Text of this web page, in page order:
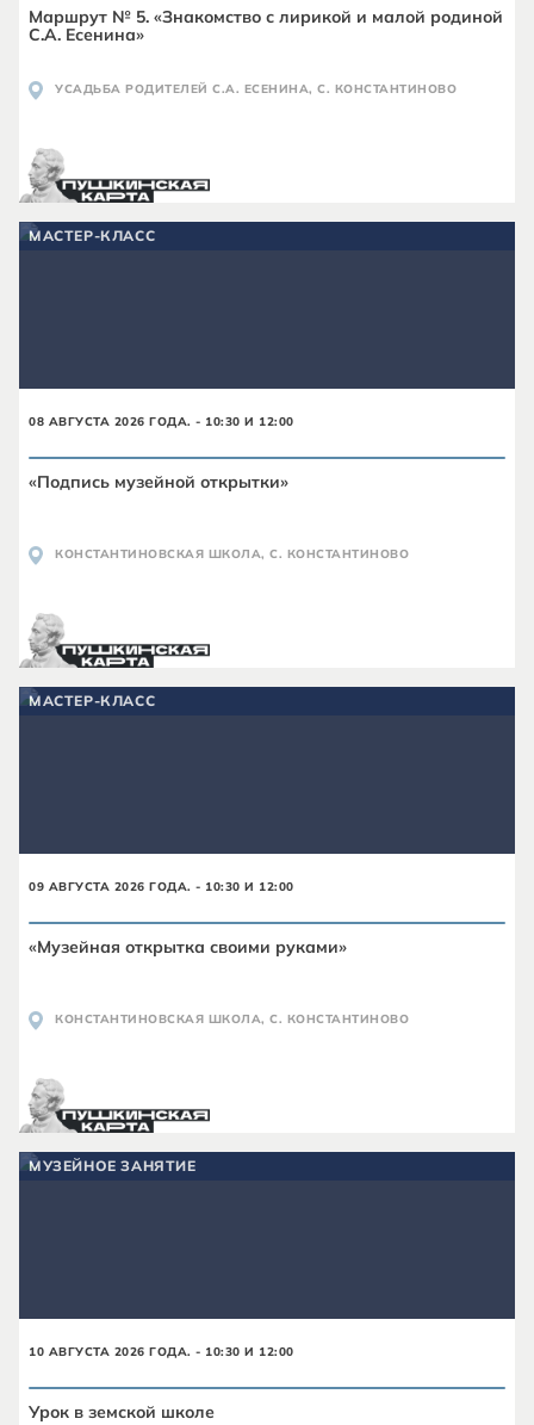
Маршрут № 5. «Знакомство с лирикой и малой родиной
С.А. Есенина»
УСАДЬБА РОДИТЕЛЕЙ С.А. ЕСЕНИНА, С. КОНСТАНТИНОВО
МАСТЕР-КЛАСС
08 АВГУСТА 2026 ГОДА. - 10:30 И 12:00
«Подпись музейной открытки»
КОНСТАНТИНОВСКАЯ ШКОЛА, С. КОНСТАНТИНОВО
МАСТЕР-КЛАСС
09 АВГУСТА 2026 ГОДА. - 10:30 И 12:00
«Музейная открытка своими руками»
КОНСТАНТИНОВСКАЯ ШКОЛА, С. КОНСТАНТИНОВО
МУЗЕЙНОЕ ЗАНЯТИЕ
10 АВГУСТА 2026 ГОДА. - 10:30 И 12:00
Урок в земской школе